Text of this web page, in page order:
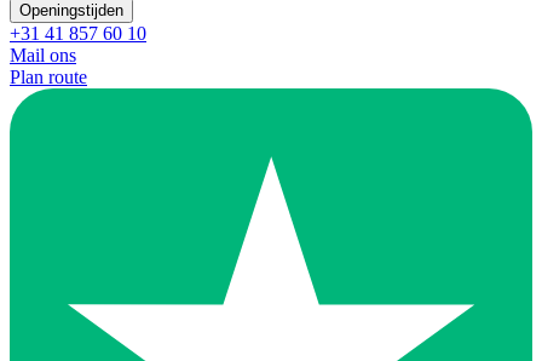
Openingstijden
+31 41 857 60 10
Mail ons
Plan route